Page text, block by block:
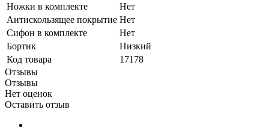
Ножки в комплекте
Нет
Антискользящее покрытие Нет
Сифон в комплекте
Нет
Бортик
Низкий
Код товара
17178
Отзывы
Отзывы
Нет оценок
Оставить отзыв